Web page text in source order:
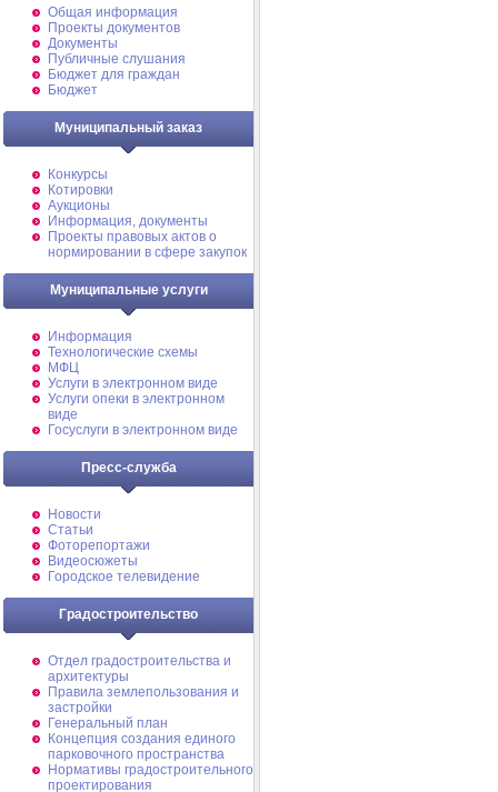
Общая информация
Проекты документов
Документы
Публичные слушания
Бюджет для граждан
Бюджет
Муниципальный заказ
Конкурсы
Котировки
Аукционы
Информация, документы
Проекты правовых актов о
нормировании в сфере закупок
Муниципальные услуги
Информация
Технологические схемы
МФЦ
Услуги в электронном виде
Услуги опеки в электронном
виде
Госуслуги в электронном виде
Пресс-служба
Новости
Статьи
Фоторепортажи
Видеосюжеты
Городское телевидение
Градостроительство
Отдел градостроительства и
архитектуры
Правила землепользования и
застройки
Генеральный план
Концепция создания единого
парковочного пространства
Нормативы градостроительного
проектирования